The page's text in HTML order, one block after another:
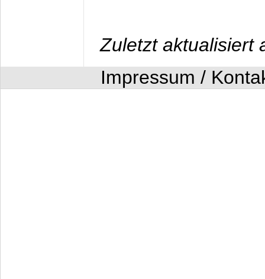
Zuletzt aktualisiert
Impressum /